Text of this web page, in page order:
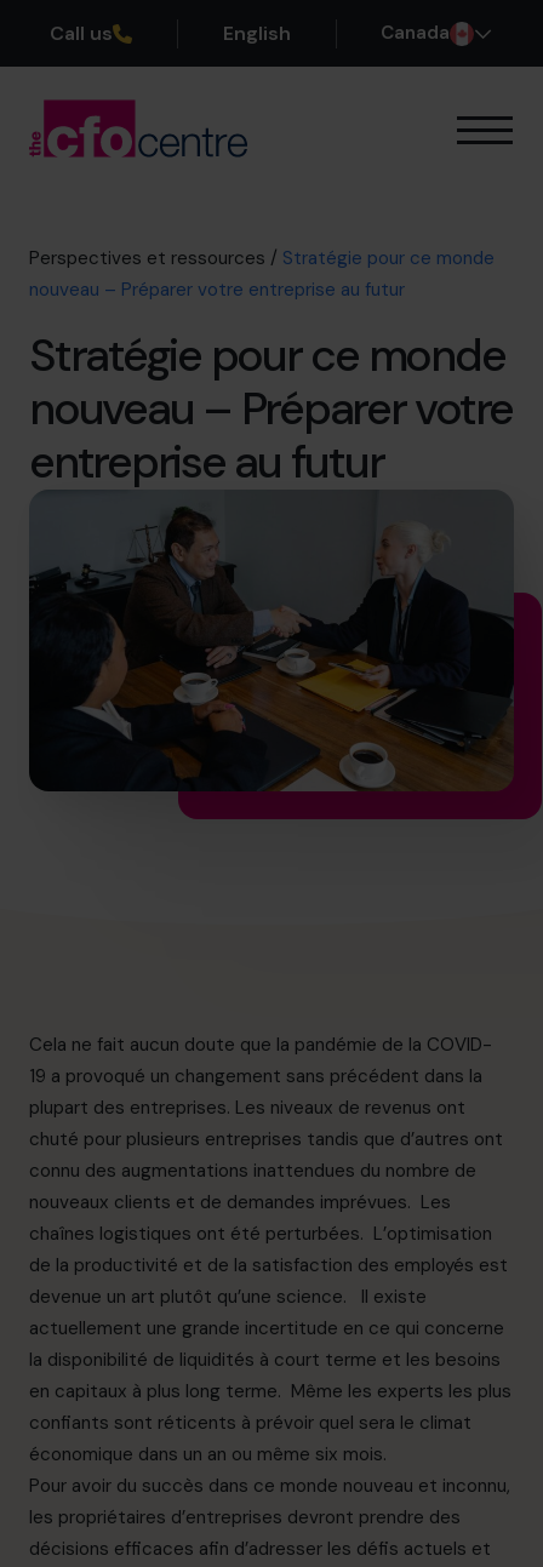
Call us English Canada
Nos CFO
Réussites
Rejoindre l’Équipe
Réservez une session de découverte
514-906-8839
info.ca@cfocentre.com
Perspectives et ressources / Stratégie pour ce monde
nouveau – Préparer votre entreprise au futur
Stratégie pour ce monde
nouveau – Préparer votre
entreprise au futur
Cela ne fait aucun doute que la pandémie de la COVID-
19 a provoqué un changement sans précédent dans la
plupart des entreprises. Les niveaux de revenus ont
chuté pour plusieurs entreprises tandis que d’autres ont
connu des augmentations inattendues du nombre de
nouveaux clients et de demandes imprévues. Les
chaînes logistiques ont été perturbées. L’optimisation
de la productivité et de la satisfaction des employés est
devenue un art plutôt qu’une science. Il existe
actuellement une grande incertitude en ce qui concerne
la disponibilité de liquidités à court terme et les besoins
en capitaux à plus long terme. Même les experts les plus
confiants sont réticents à prévoir quel sera le climat
économique dans un an ou même six mois.
Pour avoir du succès dans ce monde nouveau et inconnu,
les propriétaires d’entreprises devront prendre des
décisions efficaces afin d’adresser les défis actuels et